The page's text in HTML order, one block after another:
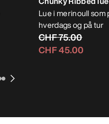
Lue i merinoull som
hverdags og på tur
CHF 75.00
CHF 45.00